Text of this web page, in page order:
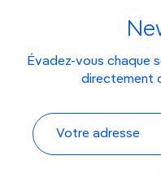
Évadez-vous chaque
directement